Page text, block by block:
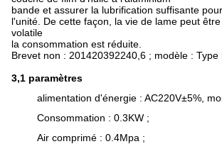
bande et assurer la lubrification suffisante
l'unité. De cette façon, la vie de lame peut
volatile
la consommation est réduite.
Brevet non : 201420392240,6 ; modèle : Type
3,1 paramètres
alimentation d'énergie : AC220V±5%,
Consommation : 0.3KW ;
Air comprimé : 0.4Mpa ;